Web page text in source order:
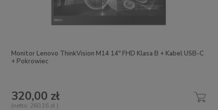
Monitor Lenovo ThinkVision M14 14" FHD Klasa B + Kabel USB-C
+ Pokrowiec
320,00 zł
(netto: 260,16 zł )